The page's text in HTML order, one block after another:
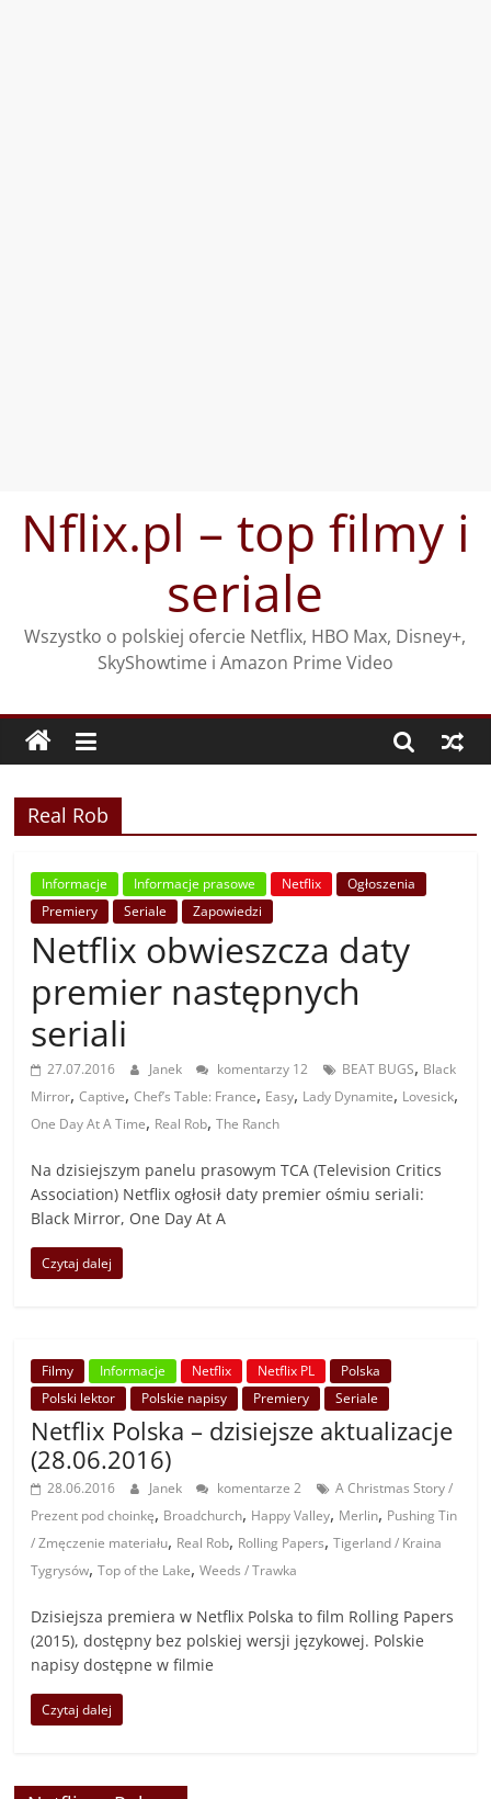
treściNflix.pl – top filmy i
seriale
Wszystko o polskiej ofercie Netflix, HBO Max, Disney+,
SkyShowtime i Amazon Prime Video
Real Rob
Informacje Informacje prasowe Netflix
Ogłoszenia
Premiery
Seriale Zapowiedzi
Netflix obwieszcza daty
premier następnych
seriali
27.07.2016 Janek komentarzy 12 BEAT BUGS, Black
Mirror,Captive,Chef’s Table: France, Easy, Lady Dynamite, Lovesick,
One Day At A Time, Real Rob,The Ranch
Na dzisiejszym panelu prasowym TCA (Television Critics
Association) Netflix ogłosił daty premier ośmiu seriali:
Black Mirror, One Day At A
Czytaj dalej
Filmy Informacje Netflix Netflix PL
Polska
Polski lektor
Polskie napisy Premiery Seriale
Netflix Polska – dzisiejsze aktualizacje
(28.06.2016)
28.06.2016 Janek komentarze 2
A Christmas Story /
Prezent pod choinkę, Broadchurch, Happy Valley, Merlin, Pushing Tin
/ Zmęczenie materiału, Real Rob, Rolling Papers,Tigerland / Kraina
Tygrysów,Top of the Lake,Weeds / Trawka
Dzisiejsza premiera w Netflix Polska to film Rolling Papers
(2015), dostępny bez polskiej wersji językowej. Polskie
napisy dostępne w filmie
Czytaj dalej